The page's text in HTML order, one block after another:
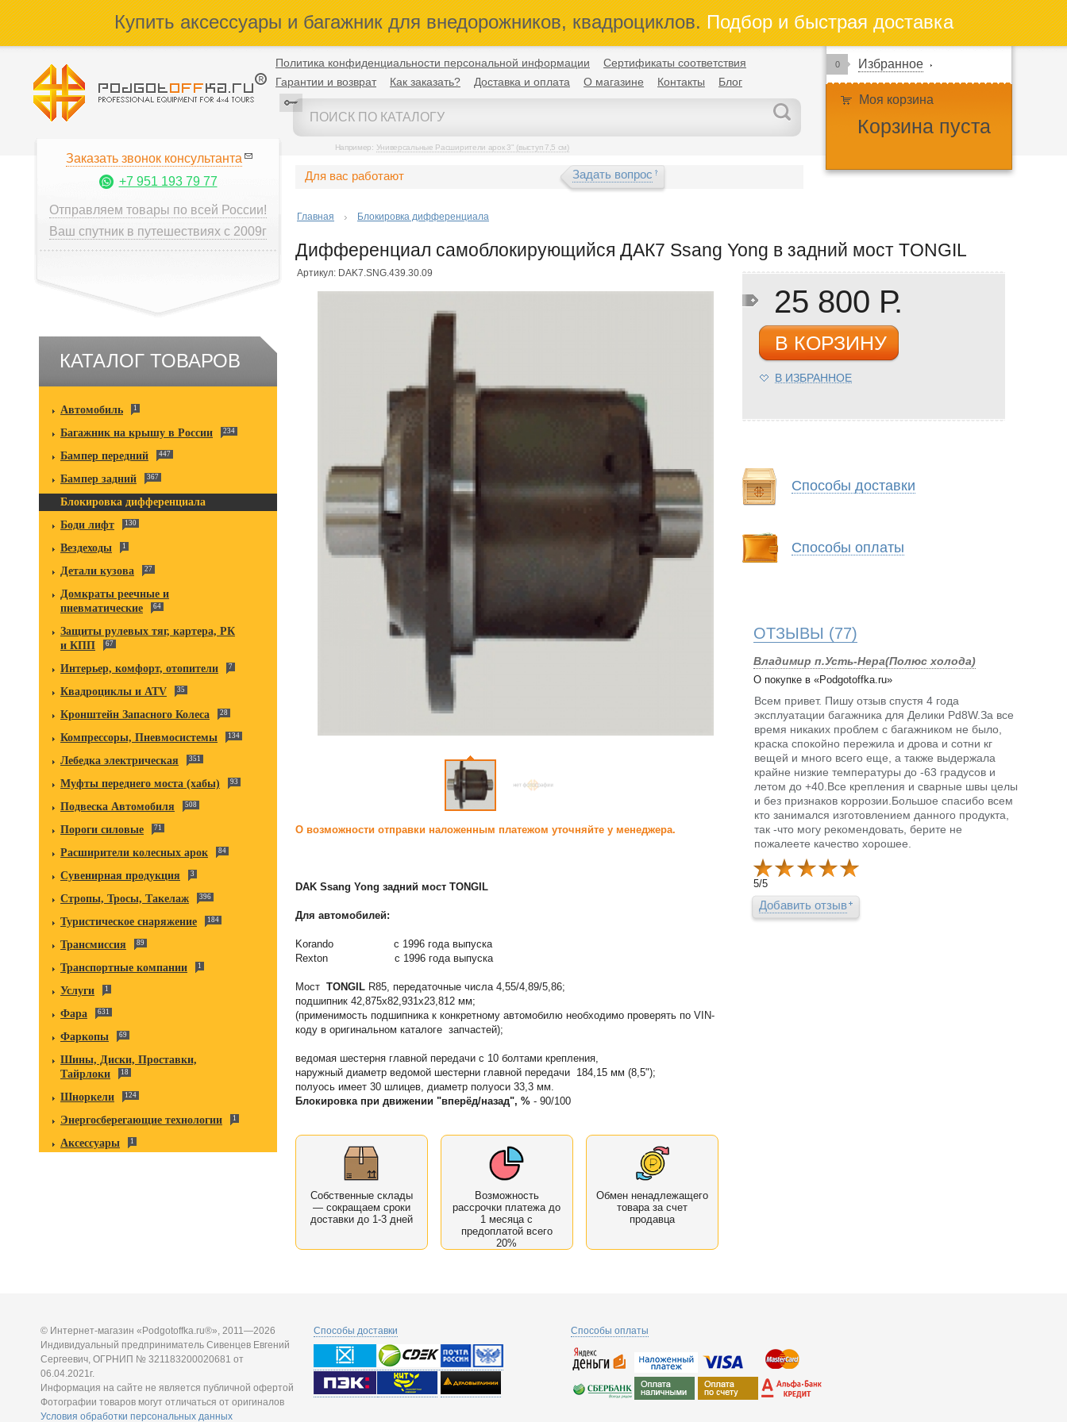
Купить аксессуары и багажник для внедорожников, квадроциклов.Подбор и быстрая доставка
Политика конфиденциальности персональной информации
Сертификаты соответствия
Гарантии и возврат
Как заказать? Доставка и оплата О магазине Контакты Блог
Например: Универсальные Расширители арок 3" (выступ 7,5 см)
0 Избранное
Моя корзина
Корзина пуста
Заказать звонок консультанта
+7 951 193 79 77
Отправляем товары по всей России!
Ваш спутник в путешествиях с 2009г
КАТАЛОГ ТОВАРОВ
Автомобиль 1
Багажник на крышу в России 234
Бампер передний 447
Бампер задний 367
Блокировка дифференциала
Боди лифт
130
Вездеходы 1
Детали кузова 27
Домкраты реечные и
пневматические
64
Защиты рулевых тяг, картера, РК
и КПП
67
Интерьер, комфорт, отопители 7
Квадроциклы и ATV 35
Кронштейн Запасного Колеса 28
Компрессоры, Пневмосистемы 134
Лебедка электрическая 351
Муфты переднего моста (хабы) 93
Подвеска Автомобиля 508
Пороги силовые 71
Расширители колесных арок 84
Сувенирная продукция 3
Стропы, Тросы, Такелаж 396
Туристическое снаряжение 184
Трансмиссия 89
Транспортные компании 1
Услуги 1
Фара 631
Фаркопы 69
Шины, Диски, Проставки,
Тайрлоки
18
Шноркели 124
Энергосберегающие технологии 1
Аксессуары 1
Для вас работают Задать вопрос
Главная Блокировка дифференциала
Дифференциал самоблокирующийся ДАК7 Ssang Yong в задний мост TONGIL
Артикул: DAK7.SNG.439.30.09
О возможности отправки наложенным платежом уточняйте у менеджера.
DAK Ssang Yong задний мост TONGIL
Для автомобилей:
Korando с 1996 года выпуска
Rexton с 1996 года выпуска
Мост TONGIL R85, передаточные числа 4,55/4,89/5,86;
подшипник 42,875х82,931х23,812 мм;
(применимость подшипника к конкретному автомобилю необходимо проверять по VIN-
коду в оригинальном каталоге запчастей);
ведомая шестерня главной передачи с 10 болтами крепления,
наружный диаметр ведомой шестерни главной передачи 184,15 мм (8,5");
полуось имеет 30 шлицев, диаметр полуоси 33,3 мм.
Блокировка при движении "вперёд/назад", % - 90/100
Собственные склады
— сокращаем сроки
доставки до 1-3 дней
Возможность
рассрочки платежа до
1 месяца с
предоплатой всего
20%
Обмен ненадлежащего
товара за счет
продавца
25 800 Р.
В КОРЗИНУ
В ИЗБРАННОЕ
Способы доставки
Способы оплаты
ОТЗЫВЫ (77)
Владимир п.Усть-Нера(Полюс холода)
О покупке в «Podgotoffka.ru»
Всем привет. Пишу отзыв спустя 4 года
эксплуатации багажника для Делики Pd8W.За все
время никаких проблем с багажником не было,
краска спокойно пережила и дрова и сотни кг
вещей и много всего еще, а также выдержала
крайне низкие температуры до -63 градусов и
летом до +40.Все крепления и сварные швы целы
и без признаков коррозии.Большое спасибо всем
кто занимался изготовлением данного продукта,
так -что могу рекомендовать, берите не
пожалеете качество хорошее.
5/5
Добавить отзыв
© Интернет-магазин «Podgotoffka.ru®», 2011—2026
Индивидуальный предприниматель Сивенцев Евгений
Сергеевич, ОГРНИП № 321183200020681 от
06.04.2021г.
Информация на сайте не является публичной офертой
Фотографии товаров могут отличаться от оригиналов
Условия обработки персональных данных
Способы доставки Способы оплаты